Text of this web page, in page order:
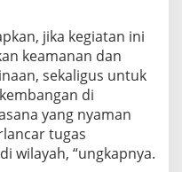
jika kegiatan ini
keamanan dan
sekaligus untuk
di
yang nyaman
tugas
wilayah, “ungkapnya.